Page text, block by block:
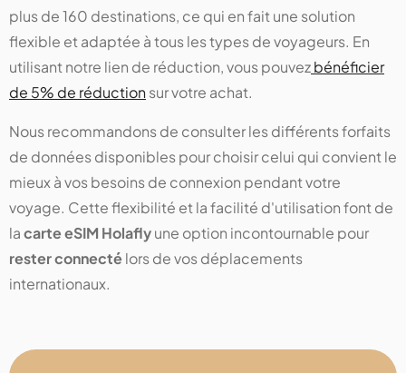
plus de 160 destinations, ce qui en fait une solution
flexible et adaptée à tous les types de voyageurs. En
utilisant notre lien de réduction, vous pouvezbénéficier
de 5% de réductionsur votre achat.
Nous recommandons de consulter les différents forfaits
de données disponibles pour choisir celui qui convient le
mieux à vos besoins de connexion pendant votre
voyage. Cette flexibilité et la facilité d'utilisation font de
lacarte eSIM Holaflyune option incontournable pour
rester connectélors de vos déplacements
internationaux.